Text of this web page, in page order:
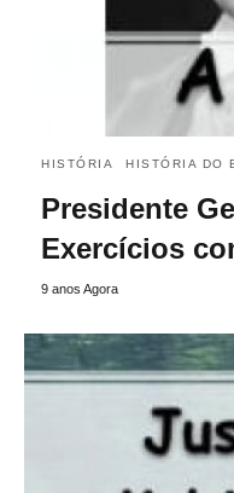
HISTÓRIA HISTÓRIA DO
Presidente
Exercícios
9 anos Agora